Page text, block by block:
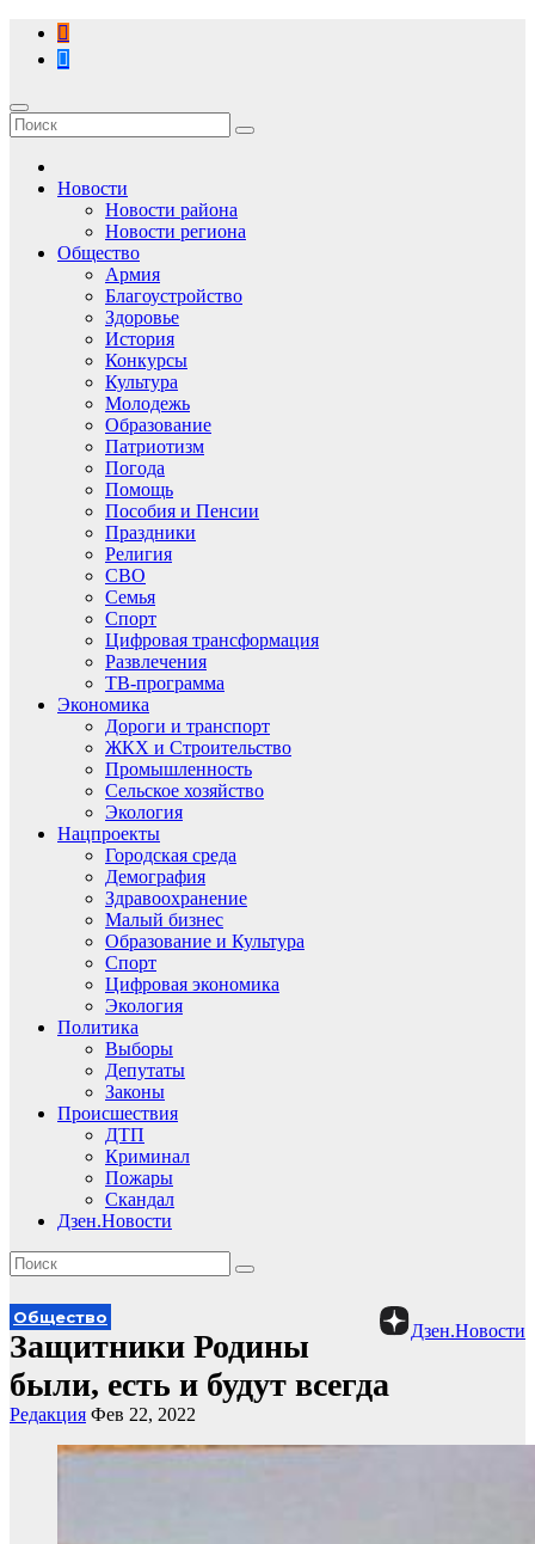
Перейти
содержимому
Новости
Новости района
Новости региона
Общество
Армия
Благоустройство
Здоровье
История
Конкурсы
Культура
Молодежь
Образование
Патриотизм
Погода
Помощь
Пособия и Пенсии
Праздники
Религия
СВО
Семья
Спорт
Цифровая трансформация
Развлечения
ТВ-программа
Экономика
Дороги и транспорт
ЖКХ и Строительство
Промышленность
Сельское хозяйство
Экология
Нацпроекты
Городская среда
Демография
Здравоохранение
Малый бизнес
Образование и Культура
Спорт
Цифровая экономика
Экология
Политика
Выборы
Депутаты
Законы
Происшествия
ДТП
Криминал
Пожары
Скандал
Дзен.Новости
Дзен.Новости
Общество
Защитники Родины
были, есть и будут всегда
Редакция Фев 22, 2022